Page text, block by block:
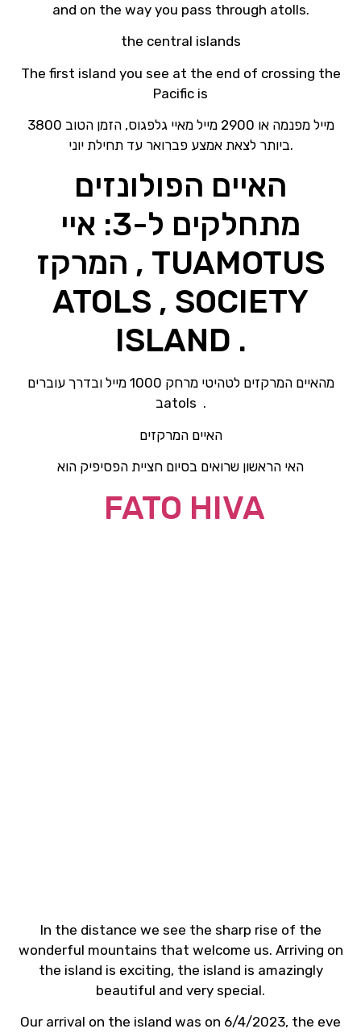
and on the way you pass through atolls.
the central islands
The first island you see at the end of crossing the
Pacific is
3800 מייל מפנמה או 2900 מייל מאיי גלפגוס, הזמן הטוב
ביותר לצאת אמצע פברואר עד תחילת יוני.
האיים הפולונזים
מתחלקים ל-3: איי
המרקז , TUAMOTUS
ATOLS , SOCIETY
ISLAND .
מהאיים המרקזים לטהיטי מרחק 1000 מייל ובדרך עוברים
בatols .
האיים המרקזים
האי הראשון שרואים בסיום חציית הפסיפיק הוא
FATO HIVA
In the distance we see the sharp rise of the
wonderful mountains that welcome us. Arriving on
the island is exciting, the island is amazingly
beautiful and very special.
Our arrival on the island was on 6/4/2023, the eve